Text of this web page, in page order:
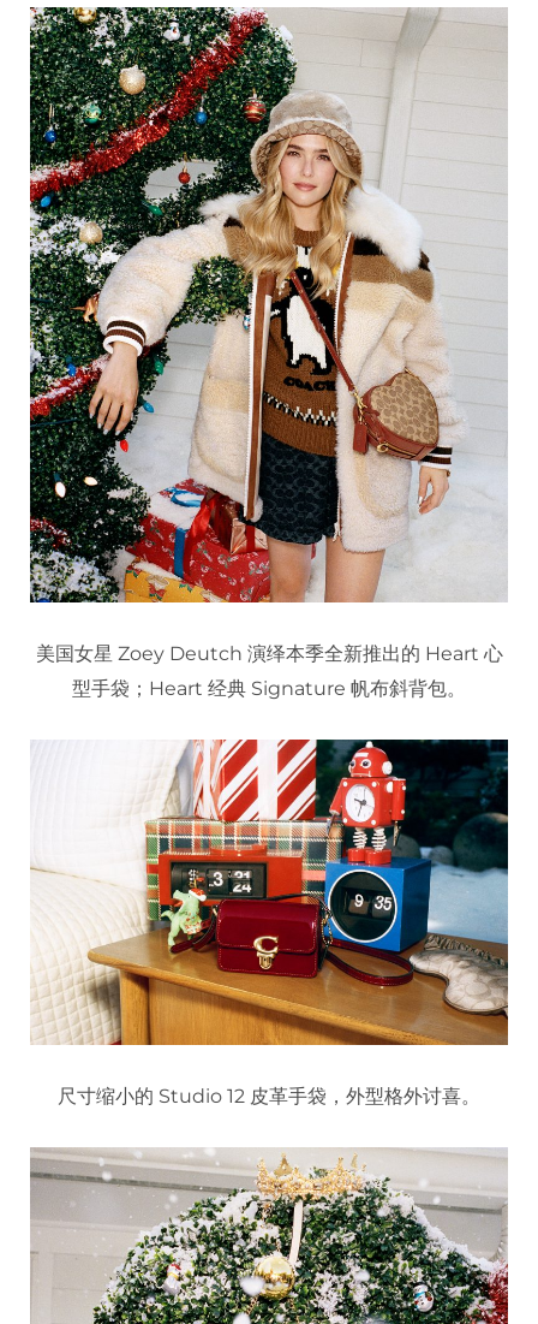
美国女星 Zoey Deutch 演绎本季全新推出的 Heart 心
型手袋；Heart 经典 Signature 帆布斜背包。
尺寸缩小的 Studio 12 皮革手袋，外型格外讨喜。